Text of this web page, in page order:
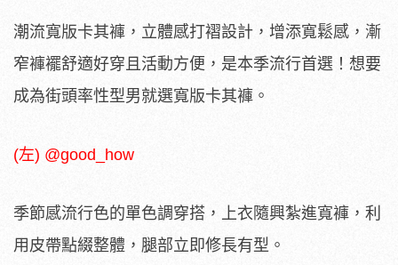
潮流寬版卡其褲，立體感打褶設計，增添寬鬆感，漸
窄褲襬舒適好穿且活動方便，是本季流行首選！想要
成為街頭率性型男就選寬版卡其褲。
(左) @good_how
季節感流行色的單色調穿搭，上衣隨興紮進寬褲，利
用皮帶點綴整體，腿部立即修長有型。